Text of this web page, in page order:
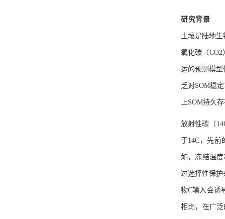
研究背景
土壤是陆地
氧化碳（
运的预测模型
乏对SOM稳
上SOM持久
放射性碳（
于14C，先前
如，冻结温
过选择性保护
物C输入会诱
相比，在广